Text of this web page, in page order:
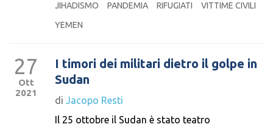
JIHADISMO
PANDEMIA RIFUGIATI
VITTIME CIVILI
YEMEN
27
Ott
2021
I timori dei militari dietro il golpe in
Sudan
di Jacopo Resti
Il 25 ottobre il Sudan è stato teatro